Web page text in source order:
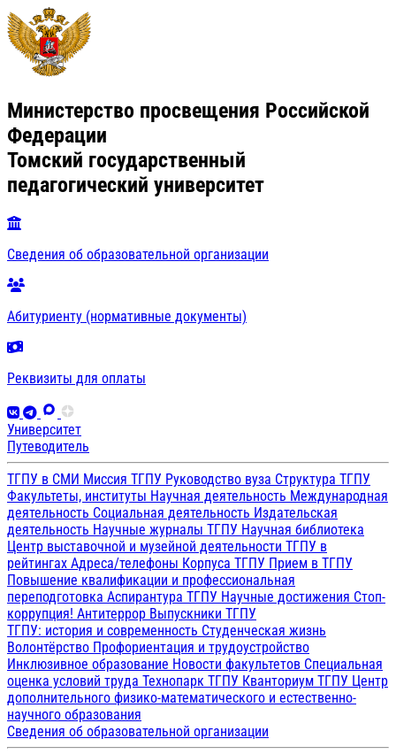
Министерство просвещения Российской
Федерации
Томский государственный
педагогический университет
Сведения об образовательной организации
Абитуриенту (нормативные документы)
Реквизиты для оплаты
Университет
Путеводитель
ТГПУ в СМИ Миссия ТГПУ Руководство вуза Структура ТГПУ
Факультеты, институты Научная деятельность Международная
деятельность Социальная деятельность Издательская
деятельность Научные журналы ТГПУ Научная библиотека
Центр выставочной и музейной деятельности ТГПУ в
рейтингах Адреса/телефоны Корпуса ТГПУ Прием в ТГПУ
Повышение квалификации и профессиональная
переподготовка Аспирантура ТГПУ Научные достижения Стоп-
коррупция! Антитеррор Выпускники ТГПУ
ТГПУ: история и современность Студенческая жизнь
Волонтёрство Профориентация и трудоустройство
Инклюзивное образование Новости факультетов Специальная
оценка условий труда Технопарк ТГПУ Кванториум ТГПУ Центр
дополнительного физико-математического и естественно-
научного образования
Сведения об образовательной организации